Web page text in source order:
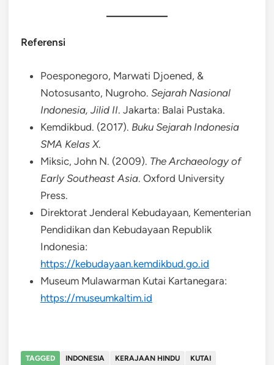
Referensi
Poesponegoro, Marwati Djoened, &
Notosusanto, Nugroho. Sejarah Nasional
Indonesia, Jilid II. Jakarta: Balai Pustaka.
Kemdikbud. (2017). Buku Sejarah Indonesia
SMA Kelas X.
Miksic, John N. (2009). The Archaeology of
Early Southeast Asia. Oxford University
Press.
Direktorat Jenderal Kebudayaan, Kementerian
Pendidikan dan Kebudayaan Republik
Indonesia:
https://kebudayaan.kemdikbud.go.id
Museum Mulawarman Kutai Kartanegara:
https://museumkaltim.id
TAGGED INDONESIA KERAJAAN HINDU
KUTAI